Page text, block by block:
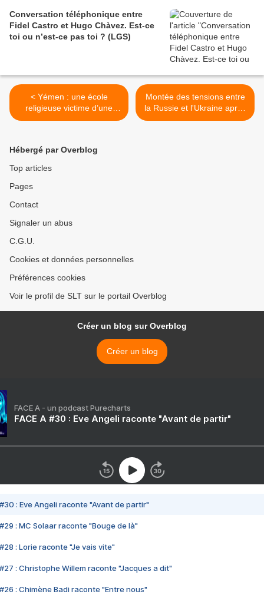
Conversation téléphonique entre
Fidel Castro et Hugo Chàvez. Est-ce
toi ou n’est-ce pas toi ? (LGS)
< Yémen : une école
religieuse victime d’une
frappe aérienne, une
Montée des tensions entre
la Russie et l'Ukraine après
une provocation terroriste
Hébergé par Overblog
Top articles
Pages
Contact
Signaler un abus
C.G.U.
Cookies et données personnelles
Préférences cookies
Voir le profil de SLT sur le portail Overblog
Créer un blog sur Overblog
Créer un blog
FACE A - un podcast Purecharts
FACE A #30 : Eve Angeli raconte "Avant de partir"
#30 : Eve Angeli raconte "Avant de partir"
#29 : MC Solaar raconte "Bouge de là"
#28 : Lorie raconte "Je vais vite"
#27 : Christophe Willem raconte "Jacques a dit"
#26 : Chimène Badi raconte "Entre nous"